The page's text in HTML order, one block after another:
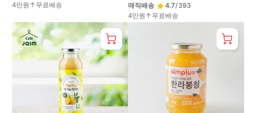
4만원↑무료배송
매직배송
4.7/393
4만원↑무료배송